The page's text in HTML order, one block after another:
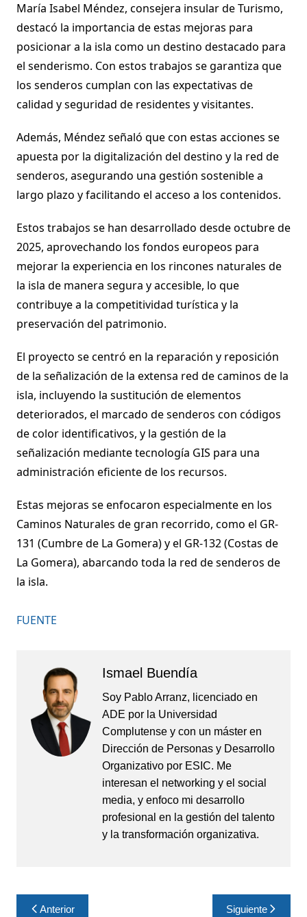
María Isabel Méndez, consejera insular de Turismo,
destacó la importancia de estas mejoras para
posicionar a la isla como un destino destacado para
el senderismo. Con estos trabajos se garantiza que
los senderos cumplan con las expectativas de
calidad y seguridad de residentes y visitantes.
Además, Méndez señaló que con estas acciones se
apuesta por la digitalización del destino y la red de
senderos, asegurando una gestión sostenible a
largo plazo y facilitando el acceso a los contenidos.
Estos trabajos se han desarrollado desde octubre de
2025, aprovechando los fondos europeos para
mejorar la experiencia en los rincones naturales de
la isla de manera segura y accesible, lo que
contribuye a la competitividad turística y la
preservación del patrimonio.
El proyecto se centró en la reparación y reposición
de la señalización de la extensa red de caminos de la
isla, incluyendo la sustitución de elementos
deteriorados, el marcado de senderos con códigos
de color identificativos, y la gestión de la
señalización mediante tecnología GIS para una
administración eficiente de los recursos.
Estas mejoras se enfocaron especialmente en los
Caminos Naturales de gran recorrido, como el GR-
131 (Cumbre de La Gomera) y el GR-132 (Costas de
La Gomera), abarcando toda la red de senderos de
la isla.
FUENTE
Ismael Buendía
Soy Pablo Arranz, licenciado en
ADE por la Universidad
Complutense y con un máster en
Dirección de Personas y Desarrollo
Organizativo por ESIC. Me
interesan el networking y el social
media, y enfoco mi desarrollo
profesional en la gestión del talento
y la transformación organizativa.
Navegación
Anterior Siguiente